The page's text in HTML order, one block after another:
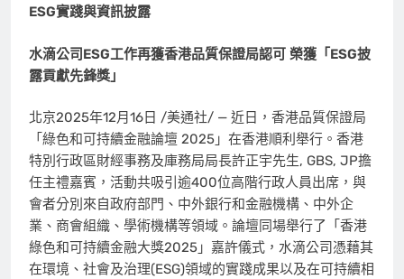
ESG實踐與資訊披露
水滴公司ESG工作再獲香港品質保證局認可 榮獲「 ESG披
露貢獻先鋒獎 」
北京2025年12月16日 /美通社/ — 近日，香港品質保證局
「綠色和可持續金融論壇 2025」在香港順利舉行。香港
特別行政區財經事務及庫務局局長許正宇先生, GBS, JP擔
任主禮嘉賓，活動共吸引逾400位高階行政人員出席，與
會者分別來自政府部門、中外銀行和金融機構、中外企
業、商會組織、學術機構等領域。論壇同場舉行了「香港
綠色和可持續金融大獎2025」嘉許儀式，水滴公司憑藉其
在環境、社會及治理(ESG)領域的實踐成果以及在可持續相